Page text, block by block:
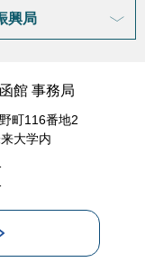
興局
館 事務局
町116番地2
大学内